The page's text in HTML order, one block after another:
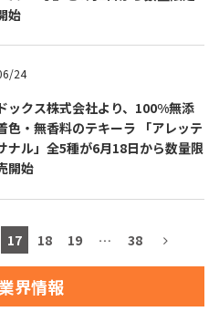
＆レストラン
ーポリシー サイトマップ
始
24
ックス株式会社より、100%無添
色・無香料のテキーラ 「アレッテ
ナル」全5種が6月18日から数量限
開始
17 18 19 … 38
界情報